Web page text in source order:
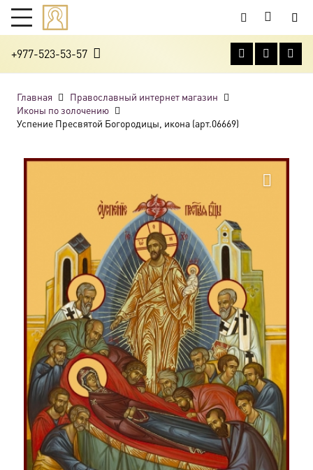
+977-523-53-57
Главная
Православный интернет магазин
Иконы по золочению
Успение Пресвятой Богородицы, икона (арт.06669)